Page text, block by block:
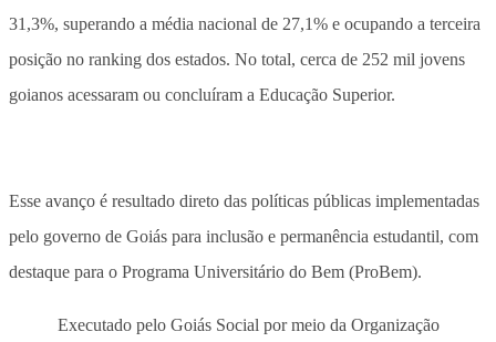
31,3%, superando a média nacional de 27,1% e ocupando a terceira
posição no ranking dos estados. No total, cerca de 252 mil jovens
goianos acessaram ou concluíram a Educação Superior.
Esse avanço é resultado direto das políticas públicas implementadas
pelo governo de Goiás para inclusão e permanência estudantil, com
destaque para o Programa Universitário do Bem (ProBem).
Executado pelo Goiás Social por meio da Organização